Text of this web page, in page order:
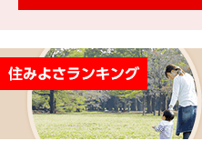
用
物
件
を
金額
試算
売却向け
周辺
（電子ブ
ック版）